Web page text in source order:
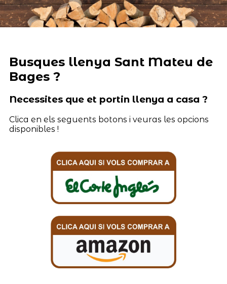
Busques llenya Sant Mateu de
Bages ?
Necessites que et portin llenya a casa ?
Clica en els seguents botons i veuras les opcions
disponibles !